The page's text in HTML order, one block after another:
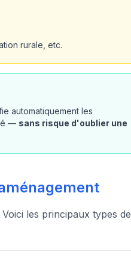
rurale, etc.
automatiquement les
— sans risque d'oublier une
les principaux types de